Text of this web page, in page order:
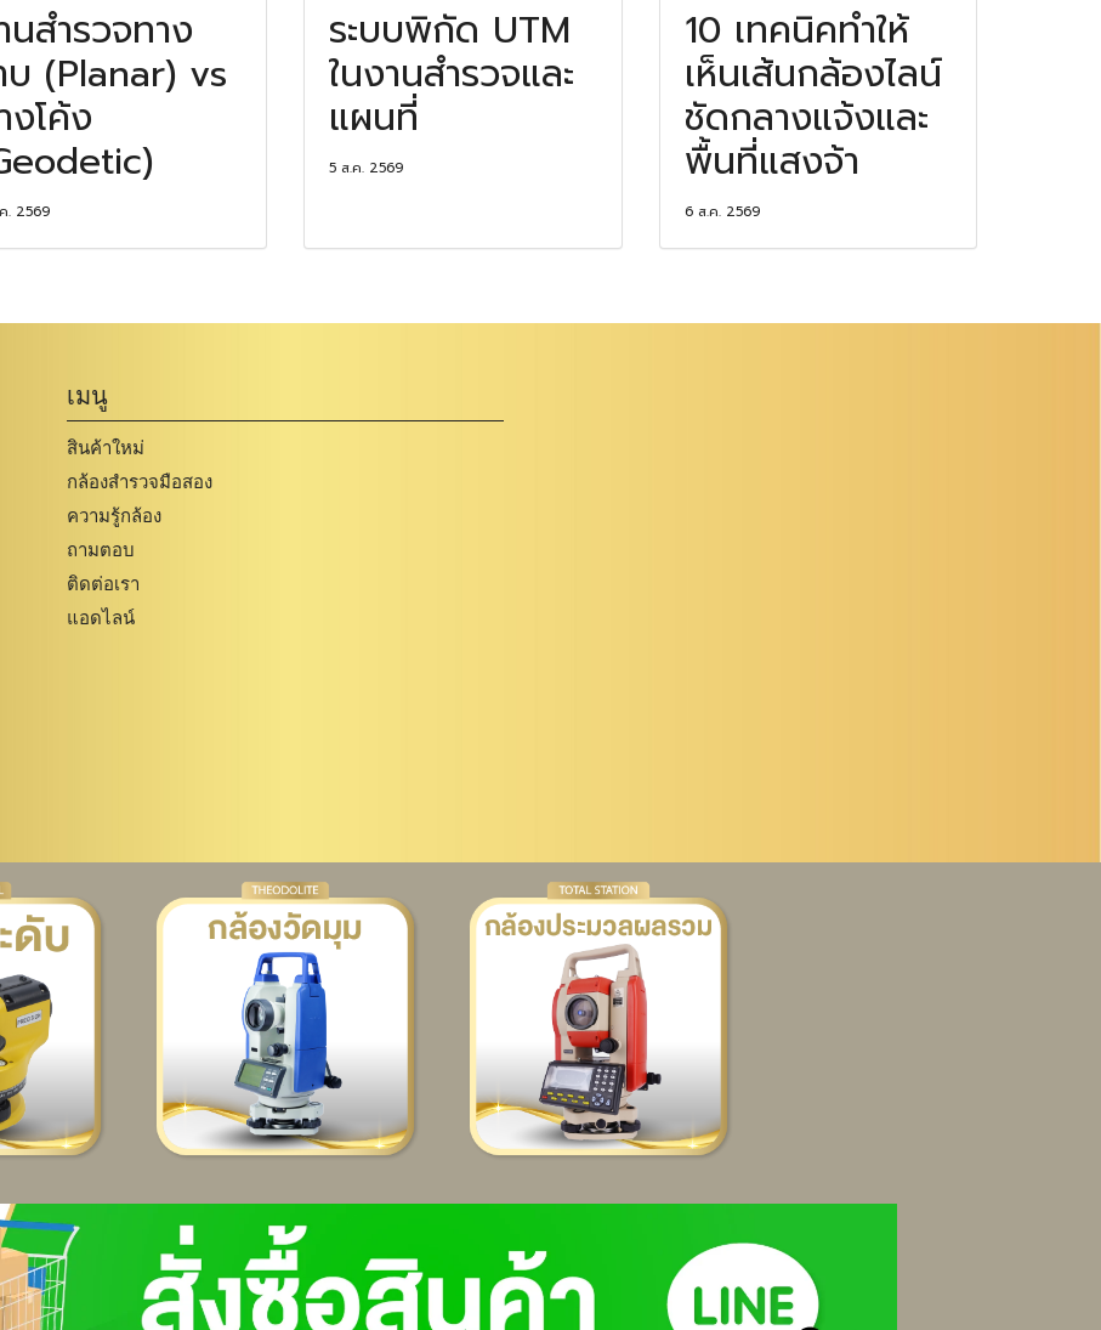
นสำรวจทาง
บ (Planar) vs
งโค้ง
. 2569
ระบบพิกัด UTM
ในงานสำรวจและ
แผนที่
5 ส.ค. 2569
10 เทคนิคทำให้
เห็นเส้นกล้องไลน์
ชัดกลางแจ้งและ
พื้นที่แสงจ้า
6 ส.ค. 2569
เมนู
สินค้าใหม่
กล้องสำรวจมือสอง
ความรู้กล้อง
ถามตอบ
ติดต่อเรา
แอดไลน์